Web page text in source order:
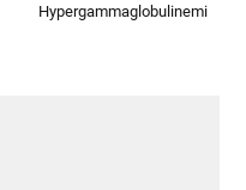
Hypergammaglobulinemi